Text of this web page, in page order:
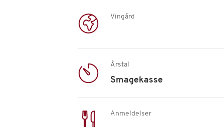
Vingård
Årstal
Smagekasse
Anmeldelser